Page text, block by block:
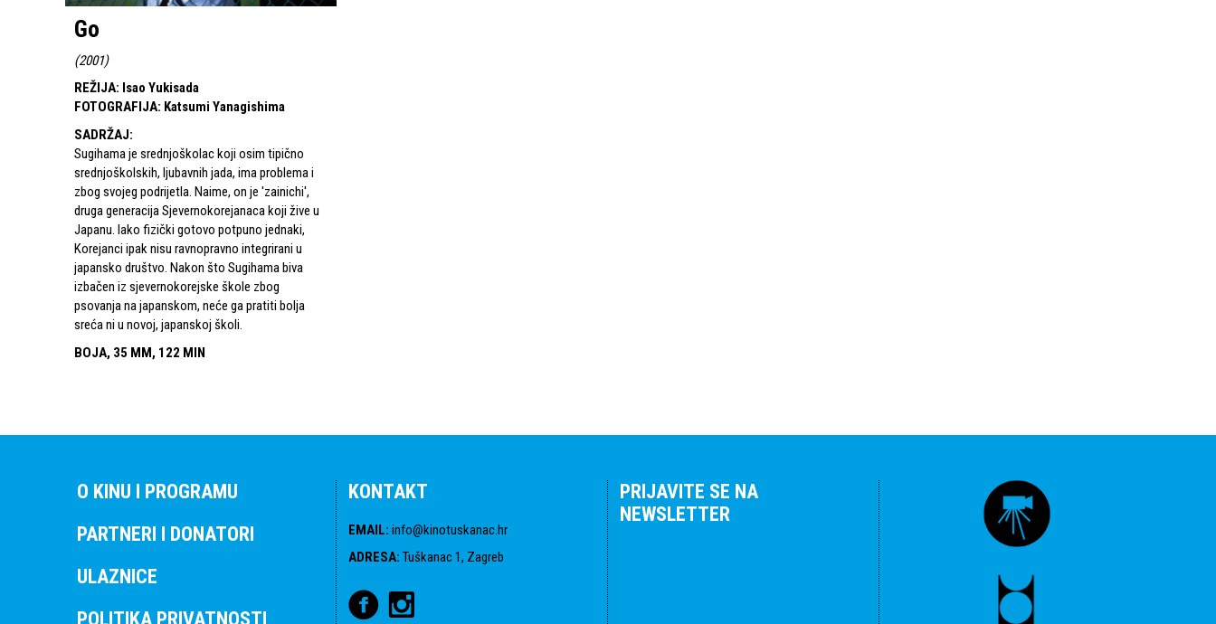
Go
(2001)
REŽIJA: Isao Yukisada
FOTOGRAFIJA: Katsumi Yanagishima
SADRŽAJ:
Sugihama je srednjoškolac koji osim tipično
srednjoškolskih, ljubavnih jada, ima problema i
zbog svojeg podrijetla. Naime, on je 'zainichi',
druga generacija Sjevernokorejanaca koji žive u
Japanu. Iako fizički gotovo potpuno jednaki,
Korejanci ipak nisu ravnopravno integrirani u
japansko društvo. Nakon što Sugihama biva
izbačen iz sjevernokorejske škole zbog
psovanja na japanskom, neće ga pratiti bolja
sreća ni u novoj, japanskoj školi.
BOJA, 35 MM, 122 MIN
O KINU I PROGRAMU
PARTNERI I DONATORI
ULAZNICE
POLITIKA PRIVATNOSTI
KONTAKT
EMAIL: info@kinotuskanac.hr
ADRESA: Tuškanac 1, Zagreb
PRIJAVITE SE NA
NEWSLETTER